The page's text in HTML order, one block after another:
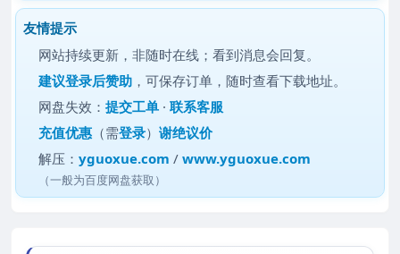
友情提示
网站持续更新，非随时在线；看到消息会回复。
建议登录后赞助 ，可保存订单，随时查看下载地址。
网盘失效：提交工单 ·联系客服
充值优惠 （需登录）谢绝议价
解压：yguoxue.com /www.yguoxue.com
（一般为百度网盘获取）